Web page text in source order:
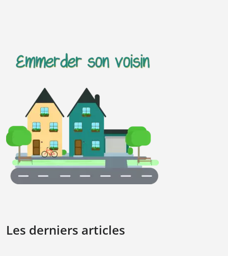
Les derniers articles